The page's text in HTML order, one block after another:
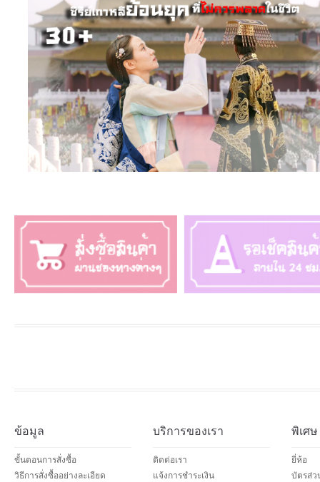
ข้อมูล
ขั้นตอนการสั่งซื้อ
วิธีการสั่งซื้ออย่างละเอียด
บริการของเรา
ติดต่อเรา
แจ้งการชำระเงิน
พิเศษ
ยี่ห้อ
บัตรส่ว